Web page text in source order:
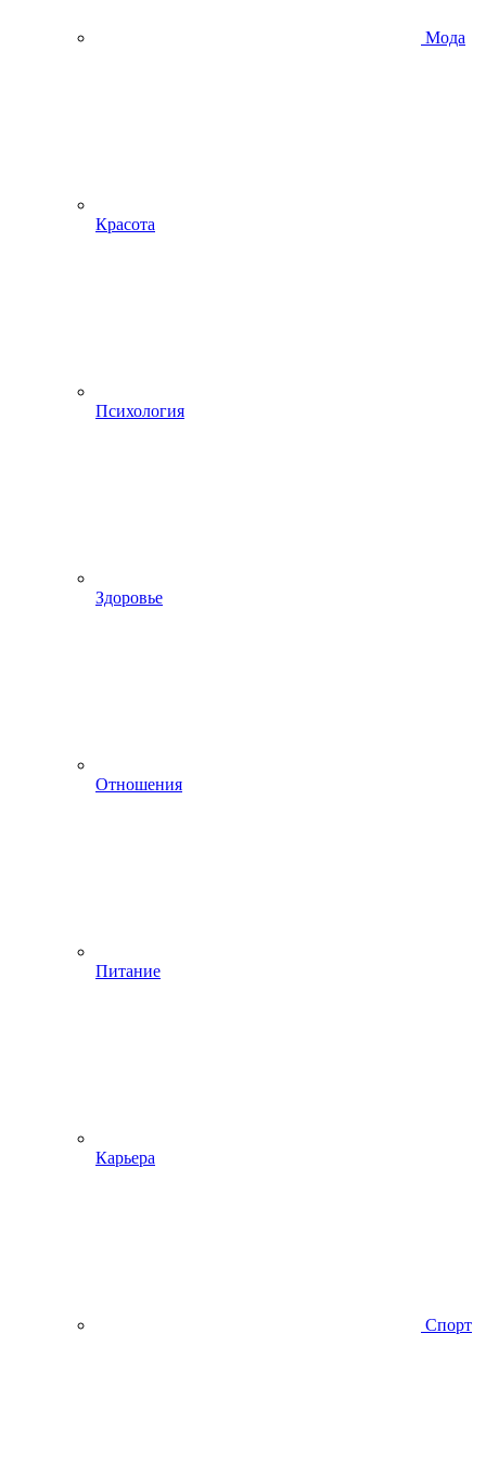
Мода
Красота
Психология
Здоровье
Отношения
Питание
Карьера
Спорт